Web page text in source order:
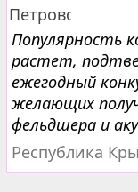
Популярность
растет,
ежегодный
желающих
фельдшера и
Республика